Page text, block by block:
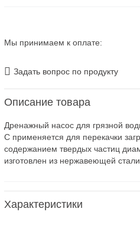
Мы принимаем к оплате:
Задать вопрос по продукту
Описание товара
Дренажный насос для грязной
С применяется для перекачки
содержанием твердых частиц
изготовлен из нержавеющей стали.
Характеристики